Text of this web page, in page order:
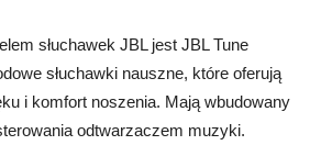
słuchawek JBL jest JBL Tune
słuchawki nauszne, które oferują
i komfort noszenia. Mają wbudowany
odtwarzaczem muzyki.